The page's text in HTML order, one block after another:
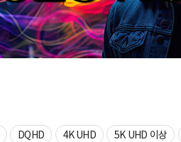
DQHD 4K UHD 5K UHD 이상